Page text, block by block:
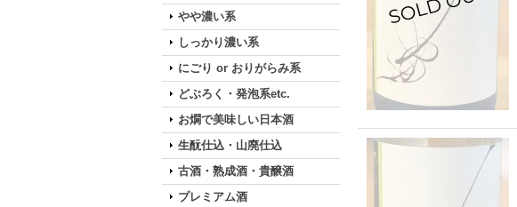
やや濃い系
しっかり濃い系
にごり or おりがらみ系
どぶろく・発泡系etc.
お燗で美味しい日本酒
生酛仕込・山廃仕込
古酒・熟成酒・貴醸酒
プレミアム酒